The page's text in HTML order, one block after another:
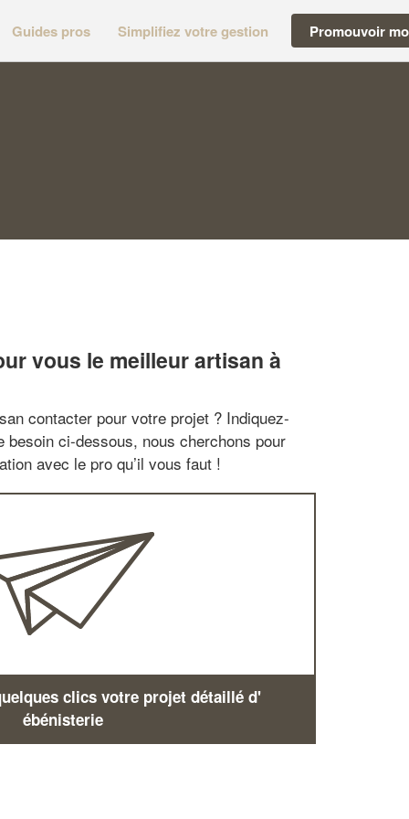
Guides pros Simplifiez votre gestion Promouvoir
vous le meilleur artisan à
contacter pour votre projet ? Indiquez-
besoin ci-dessous, nous cherchons pour
avec le pro qu’il vous faut !
clics votre projet détaillé d'
ébénisterie